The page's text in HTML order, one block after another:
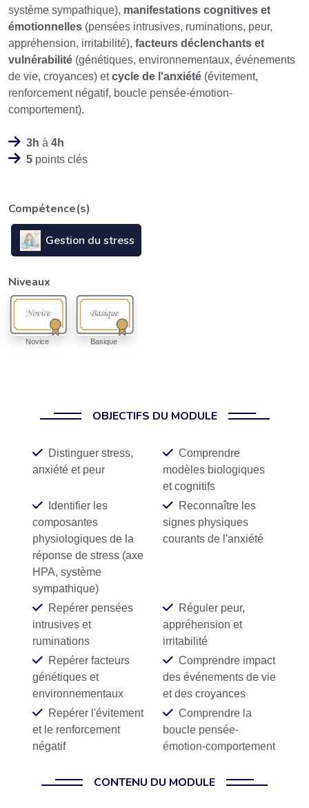
système sympathique), manifestations cognitives et
émotionnelles (pensées intrusives, ruminations, peur,
appréhension, irritabilité), facteurs déclenchants et
vulnérabilité (génétiques, environnementaux, événements
de vie, croyances) etcycle de l'anxiété (évitement,
renforcement négatif, boucle pensée-émotion-
comportement).
3h à 4h
5 points clés
Compétence(s)
Gestion du stress
Niveaux
Novice Basique
OBJECTIFS DU MODULE
Distinguer stress,
anxiété et peur
Comprendre
modèles biologiques
et cognitifs
Identifier les
composantes
physiologiques de la
réponse de stress (axe
HPA, système
sympathique)
Reconnaître les
signes physiques
courants de l'anxiété
Repérer pensées
intrusives et
ruminations
Réguler peur,
appréhension et
irritabilité
Repérer facteurs
génétiques et
environnementaux
Comprendre impact
des événements de vie
et des croyances
Repérer l'évitement
et le renforcement
négatif
Comprendre la
boucle pensée-
émotion-comportement
CONTENU DU MODULE